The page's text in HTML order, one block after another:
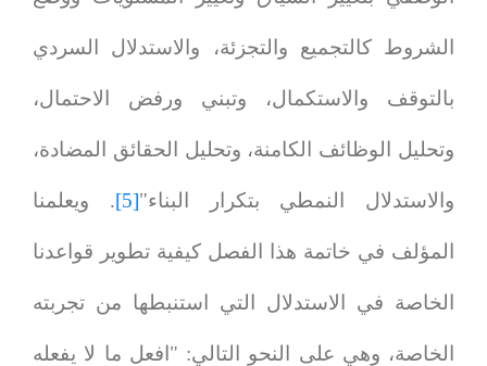
الشروط كالتجميع والتجزئة، والاستدلال السردي
بالتوقف والاستكمال، وتبني ورفض الاحتمال،
وتحليل الوظائف الكامنة، وتحليل الحقائق المضادة،
والاستدلال النمطي بتكرار البناء"[5] . ويعلمنا
المؤلف في خاتمة هذا الفصل كيفية تطوير قواعدنا
الخاصة في الاستدلال التي استنبطها من تجربته
الخاصة، وهي على النحو التالي: "افعل ما لا يفعله